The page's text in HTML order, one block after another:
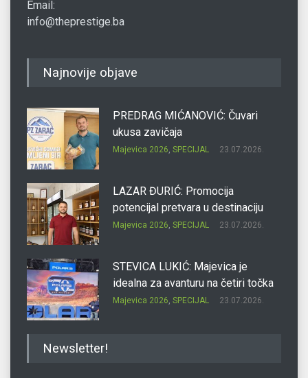
Email:
info@theprestige.ba
Najnovije objave
PREDRAG MIĆANOVIĆ: Čuvari
ukusa zavičaja
Majevica 2026, SPECIJAL 23.07.2026.
LAZAR ĐURIĆ: Promocija
potencijal pretvara u destinaciju
Majevica 2026, SPECIJAL 23.07.2026.
STEVICA LUKIĆ: Majevica je
idealna za avanturu na četiri točka
Majevica 2026, SPECIJAL 23.07.2026.
Newsletter!